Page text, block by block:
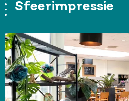
Sfeerimpressie